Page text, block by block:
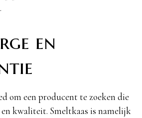
en
om een producent te zoeken die
kwaliteit. Smeltkaas is namelijk